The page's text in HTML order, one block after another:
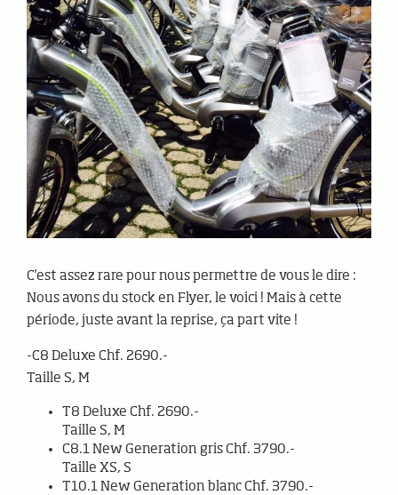
C'est assez rare pour nous permettre de vous le dire :
Nous avons du stock en Flyer, le voici ! Mais à cette
période, juste avant la reprise, ça part vite !
-C8 Deluxe Chf. 2690.-
Taille S, M
T8 Deluxe Chf. 2690.-
Taille S, M
C8.1 New Generation gris Chf. 3790.-
Taille XS, S
T10.1 New Generation blanc Chf. 3790.-